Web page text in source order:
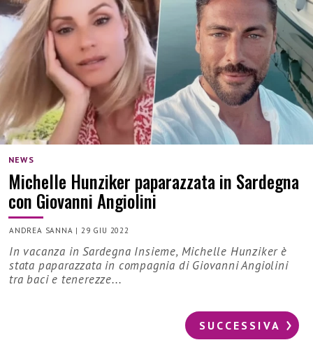
NEWS
Michelle Hunziker paparazzata in Sardegna
con Giovanni Angiolini
ANDREA SANNA | 29 GIU 2022
In vacanza in Sardegna Insieme, Michelle Hunziker è
stata paparazzata in compagnia di Giovanni Angiolini
tra baci e tenerezze...
SUCCESSIVA